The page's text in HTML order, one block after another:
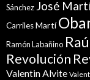
Sánchez José
CarrilesMartí
Ramón Labañino
Revolución
Valentin Alvite